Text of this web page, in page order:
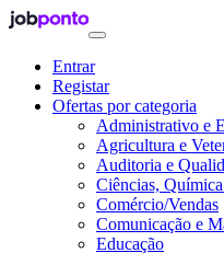
Entrar
Registar
Ofertas por categoria
Administrativo e
Agricultura e
Auditoria e
Ciências,
Comércio/Vendas
Comunicação e
Educação